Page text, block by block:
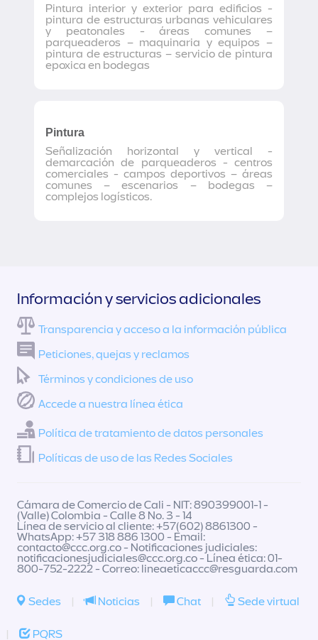
Pintura interior y exterior para edificios -
pintura de estructuras urbanas vehiculares
y peatonales - áreas comunes –
parqueaderos – maquinaria y equipos –
pintura de estructuras – servicio de pintura
epoxica en bodegas
Pintura
Señalización horizontal y vertical -
demarcación de parqueaderos - centros
comerciales - campos deportivos – áreas
comunes – escenarios – bodegas –
complejos logísticos.
Información y servicios adicionales
Transparencia y acceso a la información pública
Peticiones, quejas y reclamos
Términos y condiciones de uso
Accede a nuestra línea ética
Política de tratamiento de datos personales
Políticas de uso de las Redes Sociales
Cámara de Comercio de Cali - NIT: 890399001-1 -
(Valle) Colombia - Calle 8 No. 3 - 14
Línea de servicio al cliente: +57(602) 8861300 -
WhatsApp: +57 318 886 1300 - Email:
contacto@ccc.org.co- Notificaciones judiciales:
notificacionesjudiciales@ccc.org.co- Línea ética: 01-
800-752-2222 - Correo: lineaeticaccc@resguarda.com
Sedes | Noticias | Chat | Sede virtual
| PQRS